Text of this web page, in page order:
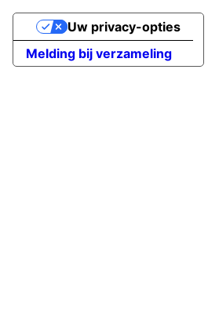
Melding bij verzameling
Uw privacy-opties